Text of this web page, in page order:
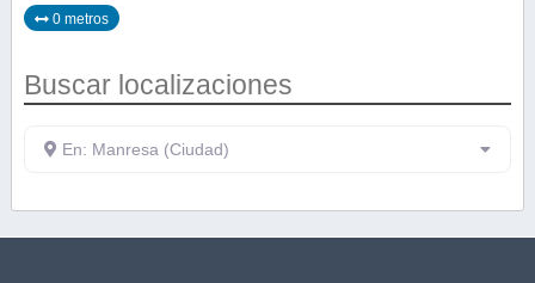
0 metros
Buscar localizaciones
En: Manresa (Ciudad)